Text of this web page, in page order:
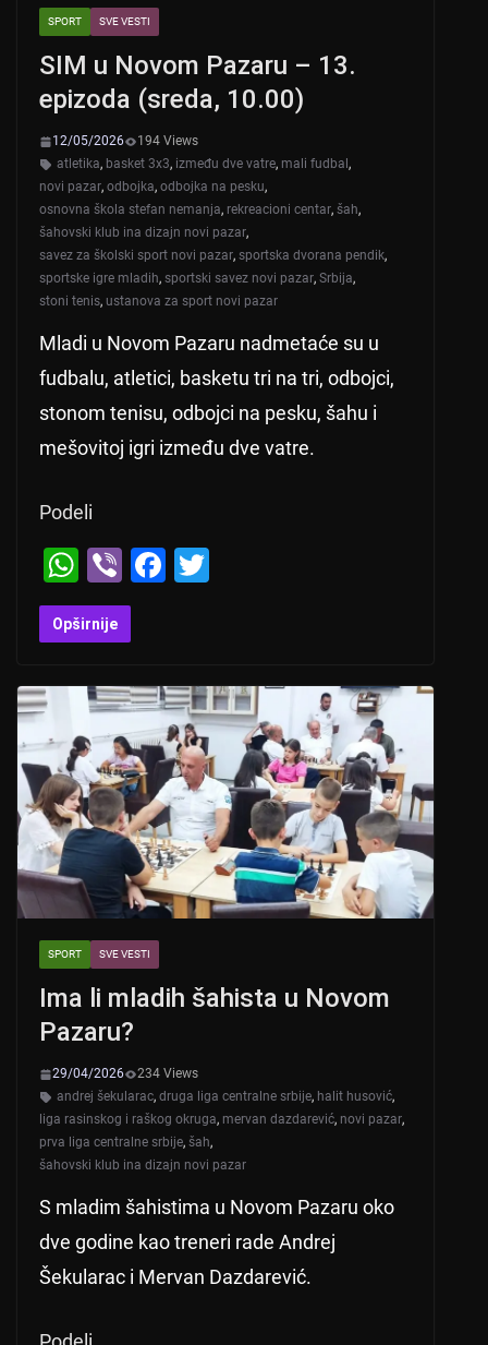
SPORT SVE VESTI
SIM u Novom Pazaru – 13.
epizoda (sreda, 10.00)
12/05/2026
194 Views
atletika, basket 3x3, između dve vatre, mali fudbal ,
novi pazar, odbojka, odbojka na pesku,
osnovna škola stefan nemanja, rekreacioni centar, šah,
šahovski klub ina dizajn novi pazar,
savez za školski sport novi pazar, sportska dvorana pendik,
sportske igre mladih, sportski savez novi pazar, Srbija,
stoni tenis, ustanova za sport novi pazar
Mladi u Novom Pazaru nadmetaće su u
fudbalu, atletici, basketu tri na tri, odbojci,
stonom tenisu, odbojci na pesku, šahu i
mešovitoj igri između dve vatre.
Podeli
W
h
at
A
p
p
Vi
b
er
F
b
o
o
k
Opširnije
SPORT SVE VESTI
Ima li mladih šahista u Novom
Pazaru?
29/04/2026
234 Views
andrej šekularac, druga liga centralne srbije, halit husović,
liga rasinskog i raškog okruga, mervan dazdarević, novi pazar,
prva liga centralne srbije, šah,
šahovski klub ina dizajn novi pazar
S mladim šahistima u Novom Pazaru oko
dve godine kao treneri rade Andrej
Šekularac i Mervan Dazdarević.